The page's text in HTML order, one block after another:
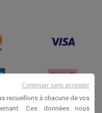
recueillons à chacune de vos
Ces données nous
Continuer sans accepter